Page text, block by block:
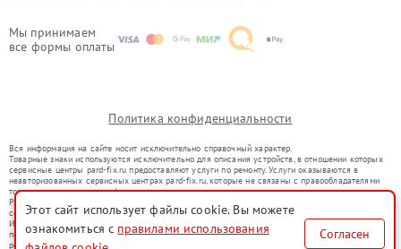
Мы принимаем
все формы оплаты
Политика конфиденциальности
Вся информация на сайте носит исключительно справочный характер.
Товарные знаки используются исключительно для описания устройств, в отношении которых
сервисные центры pard-fix.ru предоставляют услуги по ремонту. Услуги оказываются в
неавторизованных сервисных центрах pard-fix.ru, которые не связаны с правообладателями
товарных знаков или их официальными представителями.
Ремонт осуществляется для устройств, уже введенных в гражданский оборот в соответствии
со статьей 1487 ГК РФ.
Использование товарных знаков не преследует цели индивидуализации услуг или введения
потребителей в заблуждение, а служит для информирования о предоставляемых услугах по
ремонту техники указанных брендов.
Этот сайт использует файлы cookie. Вы можете
ознакомиться с правилами использования
Согласен